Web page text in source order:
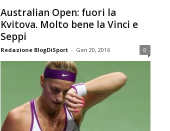
Australian Open: fuori la
Kvitova. Molto bene la Vinci e
Seppi
Redazione BlogDiSport - Gen 20, 2016 0